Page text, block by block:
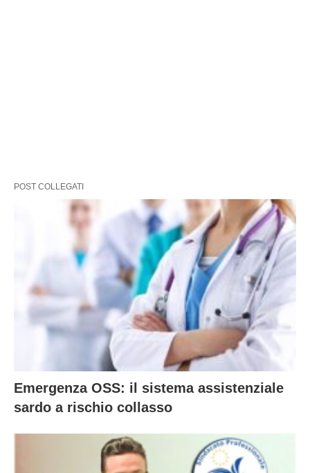
POST COLLEGATI
Emergenza OSS: il sistema assistenziale
sardo a rischio collasso